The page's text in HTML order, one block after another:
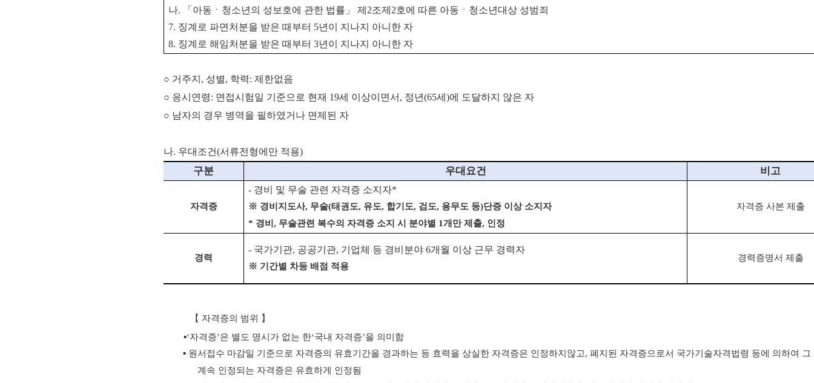
나. 「 아동ㆍ청소년의 성보호에 관한 법률 」 제 2조제 2호에 따른 아동ㆍ청소년대상 성범죄
7. 징계로 파면처분을 받은 때부터 5년이 지나지 아니한 자
8. 징계로 해임처분을 받은 때부터 3년이 지나지 아니한 자
○ 거주지, 성별, 학력: 제한없음
○ 응시연령: 면접시험일 기준으로 현재 19세 이상이면서, 정년(65세)에 도달하지 않은 자
○ 남자의 경우 병역을 필하였거나 면제된 자
나. 우대조건(서류전형에만 적용)
구분 우대요건 비고
자격증
- 경비 및 무술 관련 자격증 소지자*
※ 경비지도사, 무술(태권도, 유도, 합기도, 검도, 용무도 등)단증 이상 소지자
* 경비 , 무술관련 복수의 자격증 소지 시 분야별 1개만 제출, 인정
자격증 사본 제출
경력
- 국가기관, 공공기관, 기업체 등 경비분야 6개월 이상 근무 경력자
※ 기간별 차등 배점 적용
경력증명서 제출
【 자격증의 범위
】
▪‘자격증’은 별도 명시가 없는 한‘국내 자격증’을 의미함
▪ 원서접수 마감일 기준으로 자격증의 유효기간을 경과하는 등 효력을 상실한 자격증은 인정하지 않고,폐지된 자격증으로서 국가기술자격법령 등에 의하여 그
계속 인정되는 자격증은 유효하게 인정됨